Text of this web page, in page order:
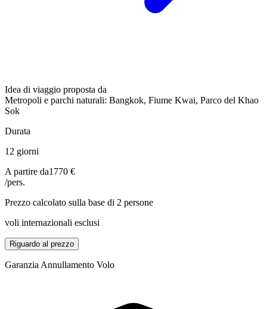
Idea di viaggio proposta da
Metropoli e parchi naturali: Bangkok, Fiume Kwai, Parco del Khao
Sok
Durata
12 giorni
A partire da1770 €
/pers.
Prezzo calcolato sulla base di 2 persone
voli internazionali esclusi
Riguardo al prezzo
Garanzia Annullamento Volo